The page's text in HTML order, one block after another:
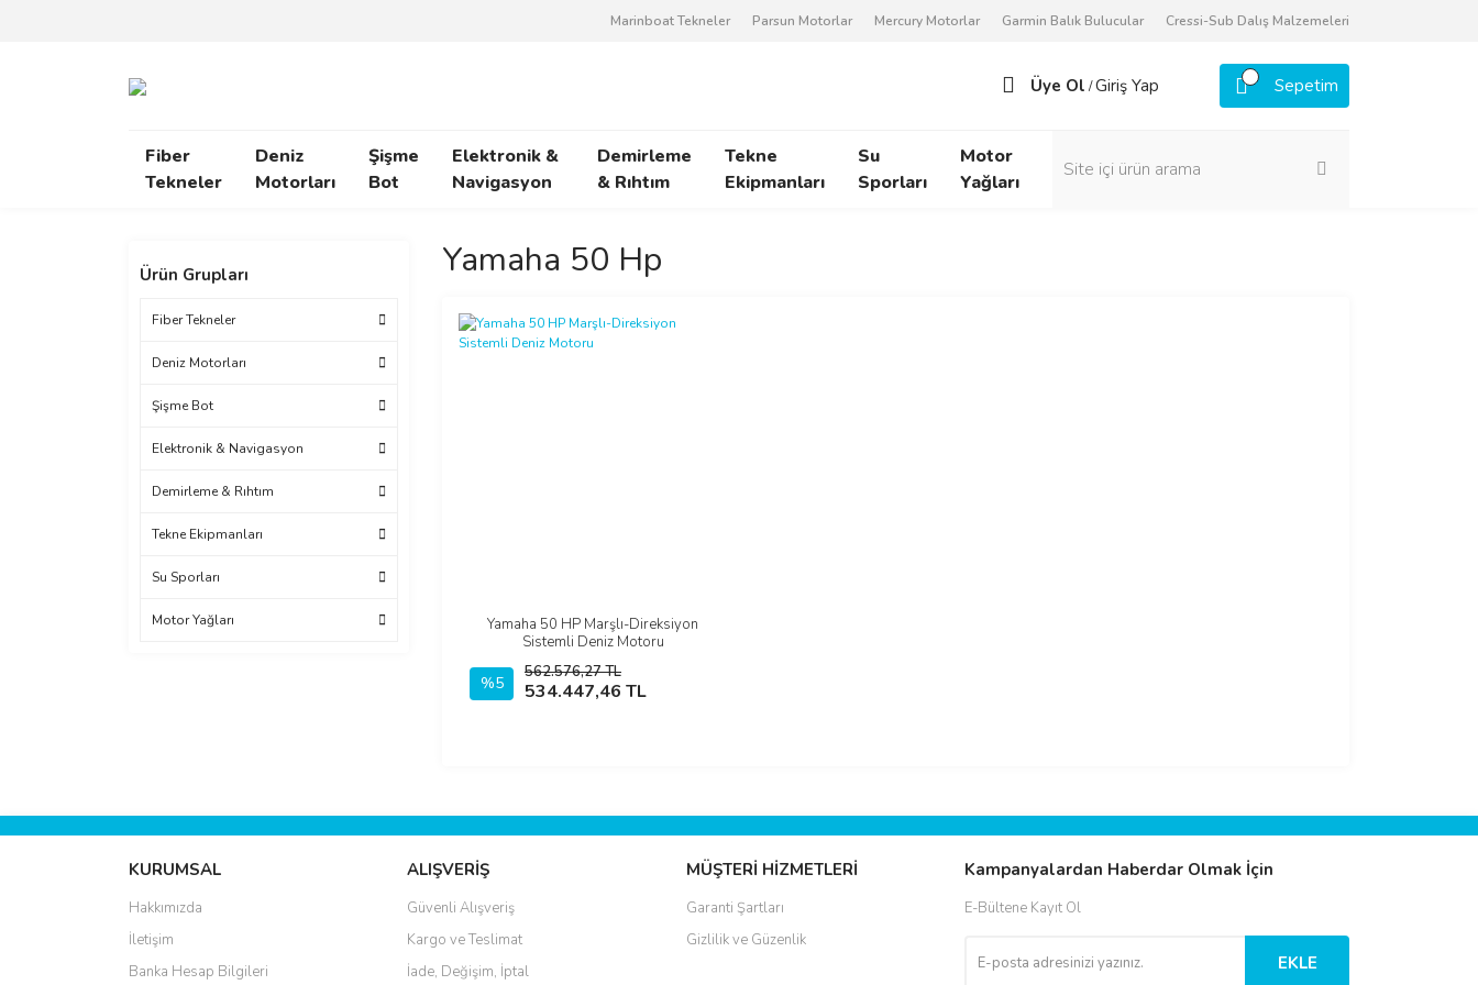
Marinboat Tekneler Parsun Motorlar Mercury Motorlar Garmin Balık Bulucular Cressi-Sub Dalış Malzemeleri
Üye Ol /Giriş Yap Sepetim
Fiber
Tekneler
Deniz
Motorları
Şişme
Bot
Elektronik &
Navigasyon
Demirleme
& Rıhtım
Tekne
Ekipmanları
Su
Sporları
Motor
Yağları
Ürün Grupları
Fiber Tekneler
Deniz Motorları
Şişme Bot
Elektronik & Navigasyon
Demirleme & Rıhtım
Tekne Ekipmanları
Su Sporları
Motor Yağları
Yamaha 50 Hp
Yamaha 50 HP Marşlı-Direksiyon
Sistemli Deniz Motoru
%5
562.576,27 TL
534.447,46 TL
İncele
Sepete Ekle
KURUMSAL
Hakkımızda
İletişim
Banka Hesap Bilgileri
ALIŞVERİŞ
Güvenli Alışveriş
Kargo ve Teslimat
İade, Değişim, İptal
MÜŞTERİ HİZMETLERİ
Garanti Şartları
Gizlilik ve Güzenlik
Kampanyalardan Haberdar Olmak İçin
E-Bültene Kayıt Ol
EKLE